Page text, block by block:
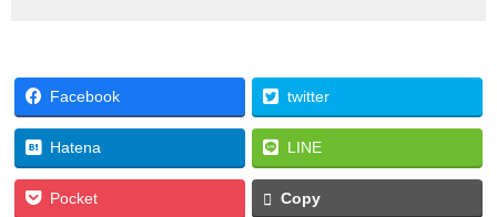
Facebook twitter
Hatena LINE
Pocket Copy